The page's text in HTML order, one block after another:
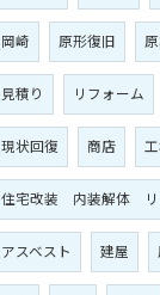
岡崎 原形復旧
見積り リフォーム
現状回復 商店
住宅改装 内装解体 リ
アスベスト 建屋